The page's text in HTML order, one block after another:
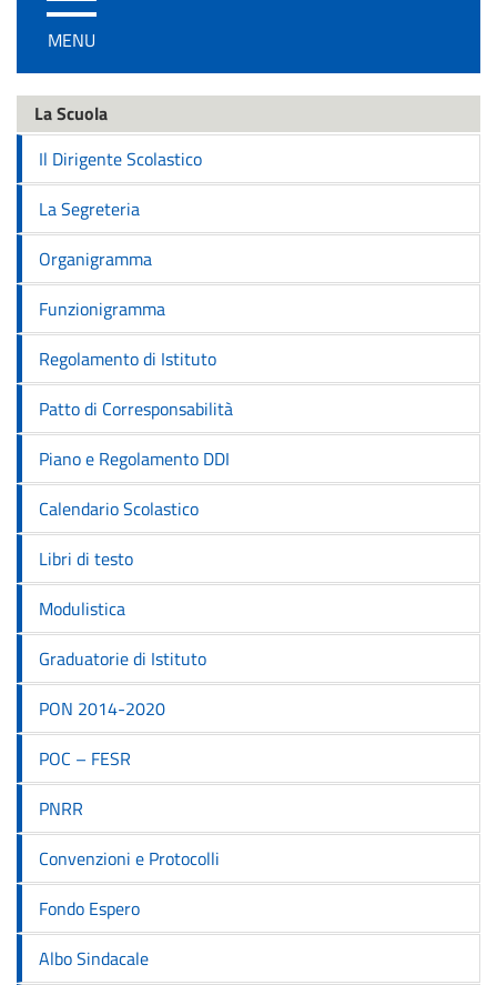
/
disattiva
navigazione
MENU
La Scuola
Il Dirigente Scolastico
La Segreteria
Organigramma
Funzionigramma
Regolamento di Istituto
Patto di Corresponsabilità
Piano e Regolamento DDI
Calendario Scolastico
Libri di testo
Modulistica
Graduatorie di Istituto
PON 2014-2020
POC – FESR
PNRR
Convenzioni e Protocolli
Fondo Espero
Albo Sindacale